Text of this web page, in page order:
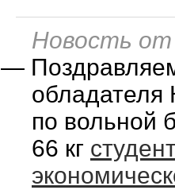
Новость от
—
обладателя
по вольной
66 кг